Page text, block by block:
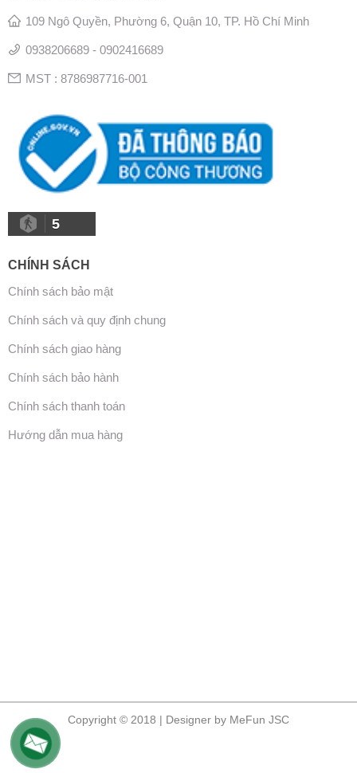
109 Ngô Quyền, Phường 6, Quận 10, TP. Hồ Chí Minh
0938206689 - 0902416689
MST : 8786987716-001
5
CHÍNH SÁCH
Chính sách bảo mật
Chính sách và quy định chung
Chính sách giao hàng
Chính sách bảo hành
Chính sách thanh toán
Hướng dẫn mua hàng
Copyright © 2018 | Designer by MeFun JSC